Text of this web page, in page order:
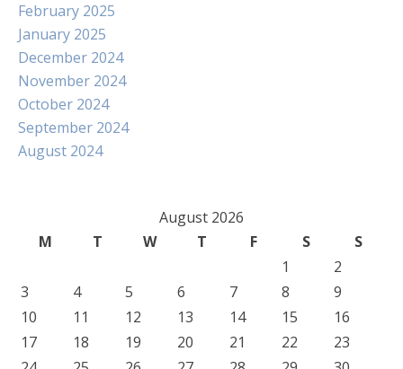
February 2025
January 2025
December 2024
November 2024
October 2024
September 2024
August 2024
August 2026
M
T W T F S
S
1
2
3
4 5 6 7 8
9
10
11 12 13 14 15
16
17
18 19 20 21 22
23